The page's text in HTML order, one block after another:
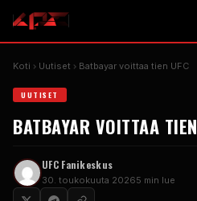
Koti Uutiset Batbayar voittaa tien UFC
UUTISET
BATBAYAR VOITTAA TIEN
UFCFanikeskus
30. toukokuuta 20265 min lue